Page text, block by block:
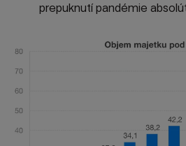
prepuknutí pandémie